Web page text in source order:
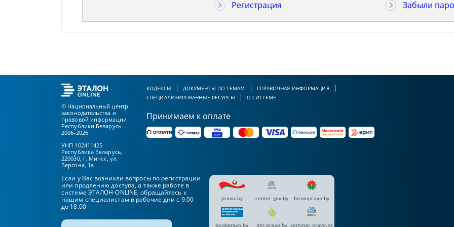
Регистрация Забыли
© Национальный центр
законодательства и
правовой информации
Республики Беларусь
2006-2026
УНП 102411425
Республика Беларусь,
220030, г. Минск, ул.
Берсона, 1а
КОДЕКСЫ ДОКУМЕНТЫ ПО ТЕМАМ
СПРАВОЧНАЯ ИНФОРМАЦИЯ
СПЕЦИАЛИЗИРОВАННЫЕ РЕСУРСЫ
О СИСТЕМЕ
Принимаем к оплате
Если у Вас возникли вопросы по регистрации
или продлению доступа, а также работе в
системе ЭТАЛОН-ONLINE, обращайтесь к
нашим специалистам в рабочие дни с 9.00
до 18.00
pravo.by center.gov.by forumpravo.by
bookpravo.by mir.pravo.by seminar.pravo.by